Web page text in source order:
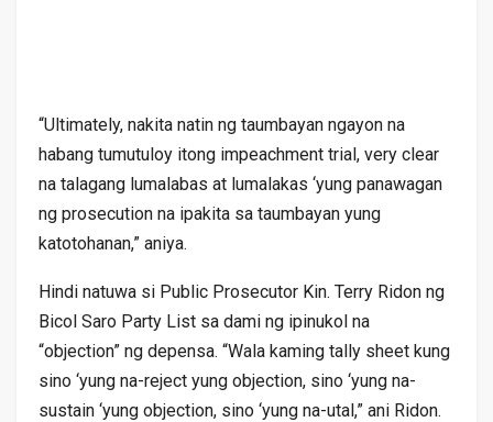
“Ultimately, nakita natin ng taumbayan ngayon na
habang tumutuloy itong impeachment trial, very clear
na talagang lumalabas at lumalakas ‘yung panawagan
ng prosecution na ipakita sa taumbayan yung
katotohanan,” aniya.
Hindi natuwa si Public Prosecutor Kin. Terry Ridon ng
Bicol Saro Party List sa dami ng ipinukol na
“objection” ng depensa. “Wala kaming tally sheet kung
sino ‘yung na-reject yung objection, sino ‘yung na-
sustain ‘yung objection, sino ‘yung na-utal,” ani Ridon.